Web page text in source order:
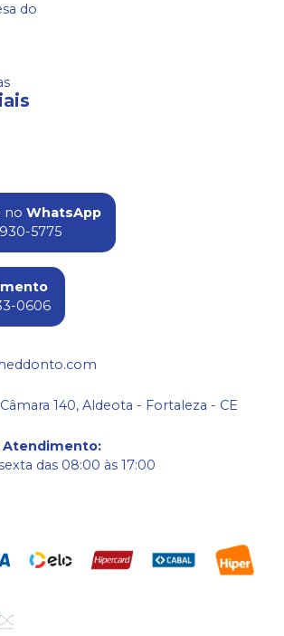
do
no WhatsApp
5775
0606
140, Aldeota - Fortaleza - CE
Atendimento:
das 08:00 às 17:00